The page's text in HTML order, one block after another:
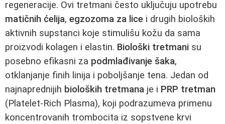
regeneracije. Ovi tretmani često uključuju upotrebu
matičnih ćelija, egzozoma za lice i drugih bioloških
aktivnih supstanci koje stimulišu kožu da sama
proizvodi kolagen i elastin. Biološki tretmani su
posebno efikasni za podmlađivanje šaka,
otklanjanje finih linija i poboljšanje tena. Jedan od
najnaprednijih bioloških tretmana je i PRP tretman
(Platelet-Rich Plasma), koji podrazumeva primenu
koncentrovanih trombocita iz sopstvene krvi